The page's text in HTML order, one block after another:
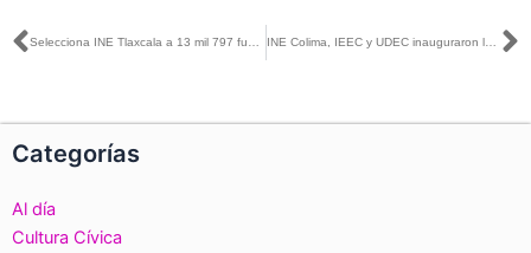
Ant INE Colima, IEEC y UDEC inauguraron las actividades del Conversatorio “Confiabilidad Electoral”
Categorías
Al día
Cultura Cívica